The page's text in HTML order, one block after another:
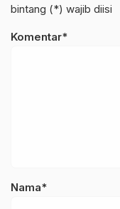
bintang (*) wajib diisi
Komentar*
Nama*